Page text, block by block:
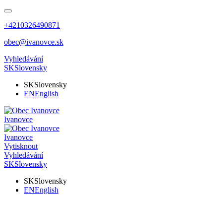
+4210326490871
obec@ivanovce.sk
Vyhledávání
SKSlovensky
SKSlovensky
ENEnglish
Ivanovce
Ivanovce
Vytisknout
Vyhledávání
SKSlovensky
SKSlovensky
ENEnglish